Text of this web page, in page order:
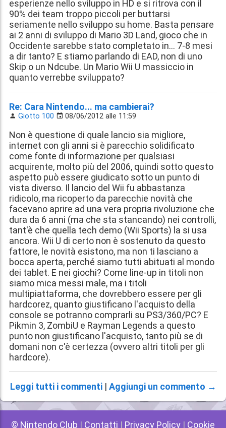
esperienze nello sviluppo in HD e si ritrova con il
90% dei team troppo piccoli per buttarsi
seriamente nello sviluppo su home. Basta pensare
ai 2 anni di sviluppo di Mario 3D Land, gioco che in
Occidente sarebbe stato completato in... 7-8 mesi
a dir tanto? E stiamo parlando di EAD, non di uno
Skip o un Ndcube. Un Mario Wii U massiccio in
quanto verrebbe sviluppato?
Re: Cara Nintendo... ma cambierai?
Giotto 100 08/06/2012 alle 11:59
Non è questione di quale lancio sia migliore,
internet con gli anni si è parecchio solidificato
come fonte di informazione per qualsiasi
acquirente, molto più del 2006, quindi sotto questo
aspetto può essere giudicato sotto un punto di
vista diverso. Il lancio del Wii fu abbastanza
ridicolo, ma ricoperto da parecchie novità che
facevano aprire ad una vera propria rivoluzione che
dura da 6 anni (ma che sta stancando) nei controlli,
tant'è che quella tech demo (Wii Sports) la si usa
ancora. Wii U di certo non è sostenuto da questo
fattore, le novità esistono, ma non ti lasciano a
bocca aperta, perché siamo tutti abituati al mondo
dei tablet. E nei giochi? Come line-up in titoli non
siamo mica messi male, ma i titoli
multipiattaforma, che dovrebbero essere per gli
hardcorez, quanto giustificano l'acquisto della
console se potranno comprarli su PS3/360/PC? E
Pikmin 3, ZombiU e Rayman Legends a questo
punto non giustificano l'acquisto, tanto più se di
domani non c'è certezza (ovvero altri titoli per gli
hardcore).
Leggi tutti i commenti| Aggiungi un commento →
© Nintendo Club | Contatti | Privacy Policy | Cookie